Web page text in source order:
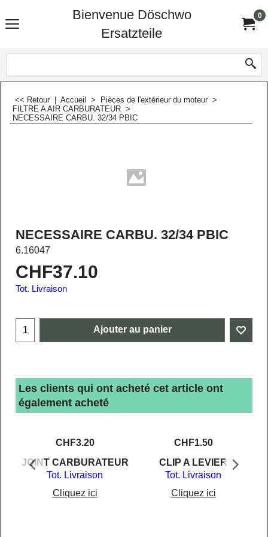
Bienvenue Döschwo
Ersatzteile
0
<< Retour Accueil > Pièces de l'extérieur du moteur >
FILTRE A AIR CARBURATEUR >
NECESSAIRE CARBU. 32/34 PBIC
NECESSAIRE CARBU. 32/34 PBIC
6.16047
CHF37.10
Tot. Livraison
Ajouter au panier
Les clients qui ont acheté cet article ont
également acheté
CHF3.20
JOINT CARBURATEUR
Tot. Livraison
Cliquez ici
CHF1.50
CLIP A LEVIER
Tot. Livraison
Cliquez ici